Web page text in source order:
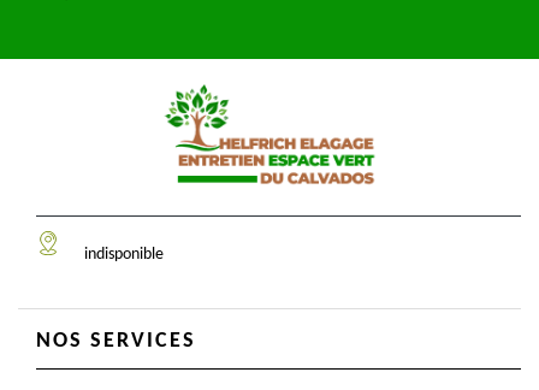
indisponible
NOS SERVICES